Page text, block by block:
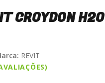
CROYDON H2O
REVIT